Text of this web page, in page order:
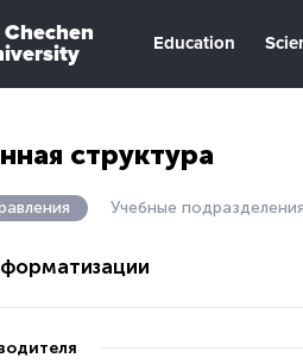
Education
структура
Учебные